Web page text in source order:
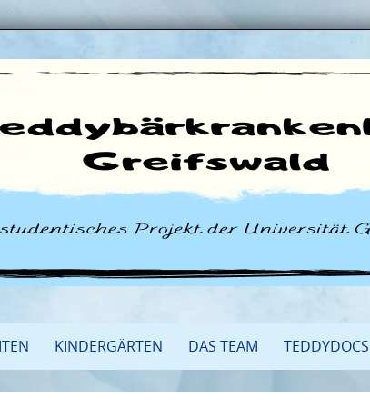
KINDERGÄRTEN DAS TEAM TEDDYDOCS